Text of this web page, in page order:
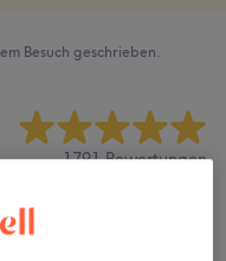
Besuch geschrieben.
1791 Bewertungen